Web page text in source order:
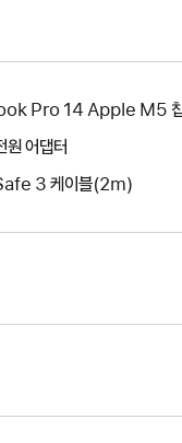
Pro 14 Apple M5
어댑터
3 케이블(2m)